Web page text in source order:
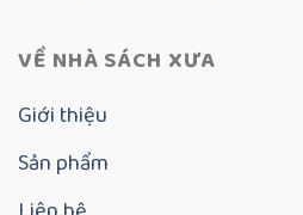
VỀ NHÀ SÁCH XƯA
Giới thiệu
Sản phẩm